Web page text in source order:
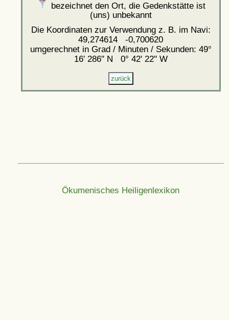
bezeichnet den Ort, die Gedenkstätte ist
(uns) unbekannt
Die Koordinaten zur Verwendung z. B. im Navi:
49,274614 -0,700620
umgerechnet in Grad / Minuten / Sekunden: 49°
16' 286'' N 0° 42' 22'' W
Ökumenisches Heiligenlexikon